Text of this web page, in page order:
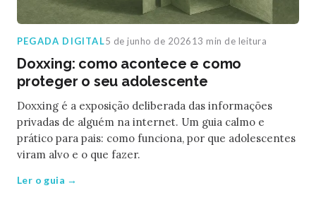
PEGADA DIGITAL5 de junho de 202613 min de leitura
Doxxing: como acontece e como
proteger o seu adolescente
Doxxing é a exposição deliberada das informações
privadas de alguém na internet. Um guia calmo e
prático para pais: como funciona, por que adolescentes
viram alvo e o que fazer.
Ler o guia →